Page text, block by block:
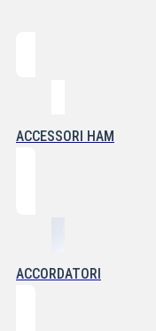
ACCESSORI HAM
ACCORDATORI